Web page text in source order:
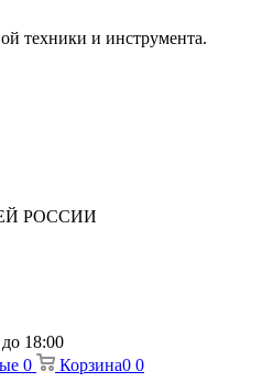
техники и инструмента.
РОССИИ
18:00
0 Корзина0 0